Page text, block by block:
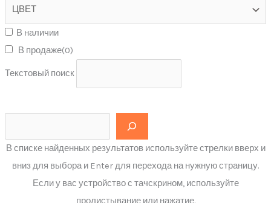
В наличии
В продаже(0)
Текстовый поиск
В списке найденных результатов используйте стрелки вверх и
вниз для выбора и Enter для перехода на нужную страницу.
Если у вас устройство с тачскрином, используйте